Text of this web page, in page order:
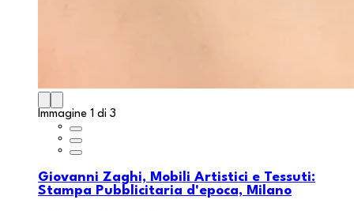
Immagine 1 di 3
Giovanni Zaghi, Mobili Artistici e Tessuti:
Stampa Pubblicitaria d'epoca, Milano